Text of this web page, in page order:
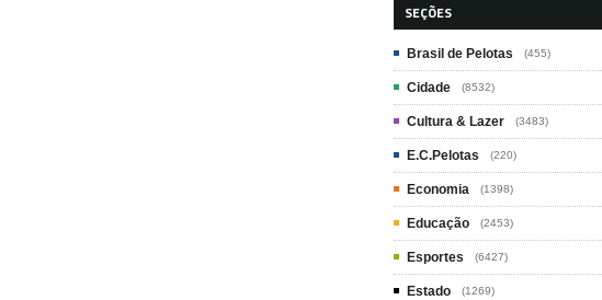
SEÇÕES
Brasil de Pelotas (455)
Cidade (8532)
Cultura & Lazer (3483)
E.C.Pelotas (220)
Economia (1398)
Educação (2453)
Esportes (6427)
Estado (1269)